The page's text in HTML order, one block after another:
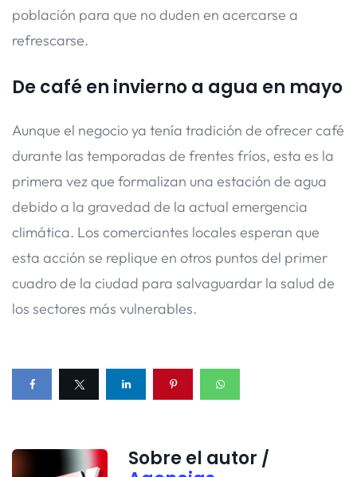
población para que no duden en acercarse a
refrescarse.
De café en invierno a agua en mayo
Aunque el negocio ya tenía tradición de ofrecer café
durante las temporadas de frentes fríos, esta es la
primera vez que formalizan una estación de agua
debido a la gravedad de la actual emergencia
climática. Los comerciantes locales esperan que
esta acción se replique en otros puntos del primer
cuadro de la ciudad para salvaguardar la salud de
los sectores más vulnerables.
Sobre el autor /